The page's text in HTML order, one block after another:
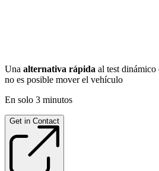
Una alternativa rápida al test
no es posible mover el vehículo
En solo 3 minutos
Get in Contact